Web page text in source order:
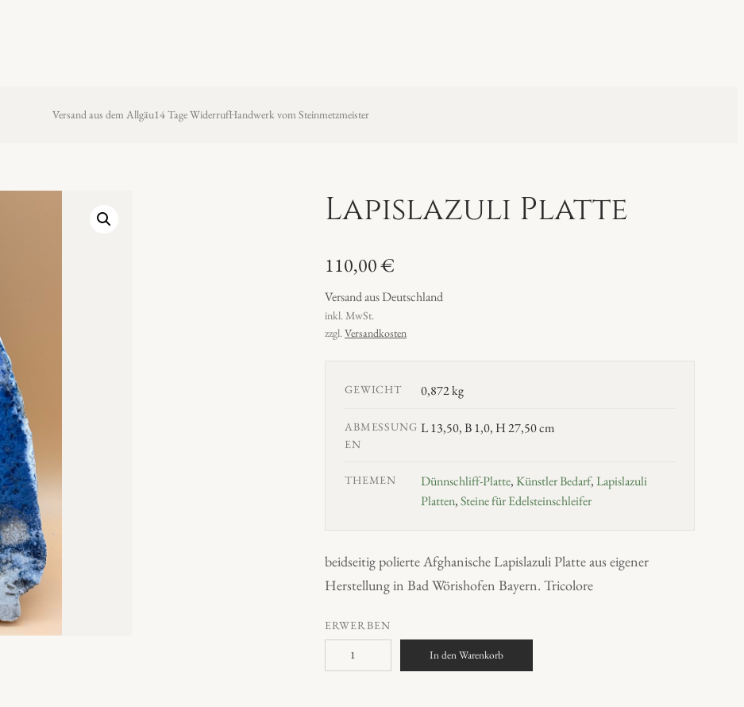
Versand aus dem Allgäu14 Tage WiderrufHandwerk vom Steinmetzmeister
Lapislazuli Platte
110,00€
Versand aus Deutschland
inkl. MwSt.
zzgl.Versandkosten
GEWICHT 0,872 kg
ABMESSUNG
EN
L 13,50, B 1,0, H 27,50 cm
THEMEN Dünnschliff-Platte,Künstler Bedarf,Lapislazuli
Platten,Steine für Edelsteinschleifer
beidseitig polierte Afghanische Lapislazuli Platte aus eigener
Herstellung in Bad Wörishofen Bayern. Tricolore
ERWERBEN
a
In den Warenkorb